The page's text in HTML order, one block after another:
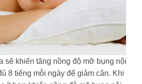
sẽ khiến tăng nồng độ mỡ bụng nội
8 tiếng mỗi ngày để giảm cân. Khi